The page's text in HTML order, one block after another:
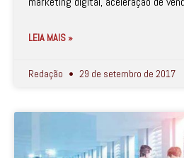
LEIA MAIS »
Redação 29 de setembro de 2017